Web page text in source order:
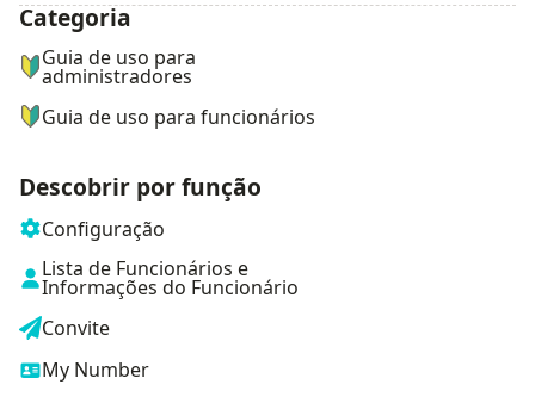
ナビゲーションメニュー
Categoria
Guia de uso para
administradores
Guia de uso para funcionários
Descobrir por função
Configuração
Lista de Funcionários e
Informações do Funcionário
Convite
My Number